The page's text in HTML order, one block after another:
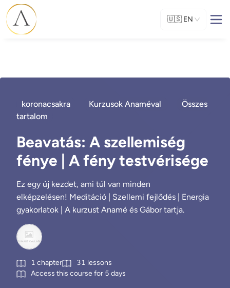
🇺🇸 EN
koronacsakra Kurzusok Anaméval
Összes
tartalom
Beavatás: A szellemiség
fénye | A fény testvérisége
Ez egy új kezdet, ami túl van minden
elképzelésen! Meditáció | Szellemi fejlődés | Energia
gyakorlatok | A kurzust Anamé és Gábor tartja.
1 chapter 31 lessons
Access this course for 5 days